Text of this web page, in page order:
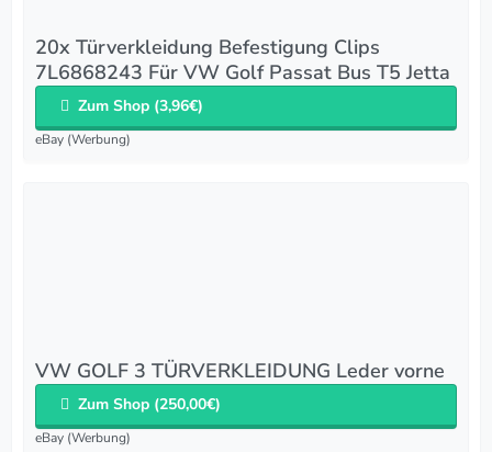
20x Türverkleidung Befestigung Clips
7L6868243 Für VW Golf Passat Bus T5 Jetta
Zum Shop (3,96€)
eBay (Werbung)
VW GOLF 3 TÜRVERKLEIDUNG Leder vorne
Zum Shop (250,00€)
eBay (Werbung)